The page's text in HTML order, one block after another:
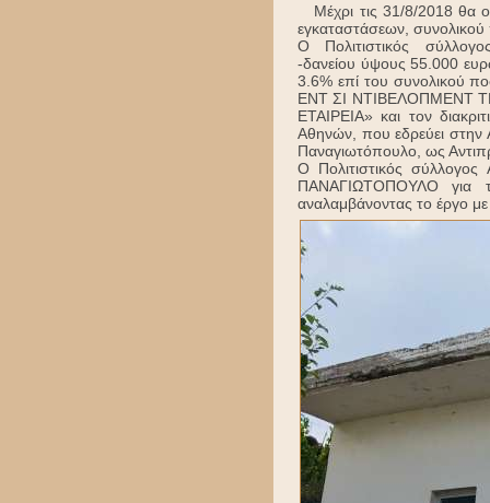
Μέχρι τις 31/8/2018 θα
εγκαταστάσεων,
Ο Πολιτιστικός
-δανείου ύψους 55.000
3.6% επί του συνολικού
ΕΝΤ ΣΙ ΝΤΙΒΕΛΟΠΜΕΝΤ
ΕΤΑΙΡΕΙΑ» και τον
Αθηνών, που εδρεύει
Παναγιωτόπουλο, ως
Ο Πολιτιστικός
ΠΑΝΑΓΙΩΤΟΠΟΥΛΟ για
αναλαμβάνοντας το έργο